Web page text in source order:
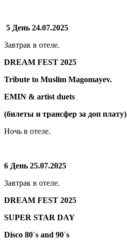
5 День 24.07.2025
Завтрак в отеле.
DREAM FEST 2025
Tribute to Muslim Magomayev.
EMIN & artist duets
(билеты и трансфер за доп плату)
Ночь в отеле.
6 День 25.07.2025
Завтрак в отеле.
DREAM FEST 2025
SUPER STAR DAY
Disco 80`s and 90`s